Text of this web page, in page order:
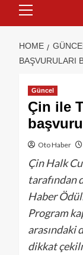
HOME
BAŞVURULARI
Güncel
Çin ile
Oto Haber
Çin Halk
tarafından
Haber
Program
arasındaki
dikkat